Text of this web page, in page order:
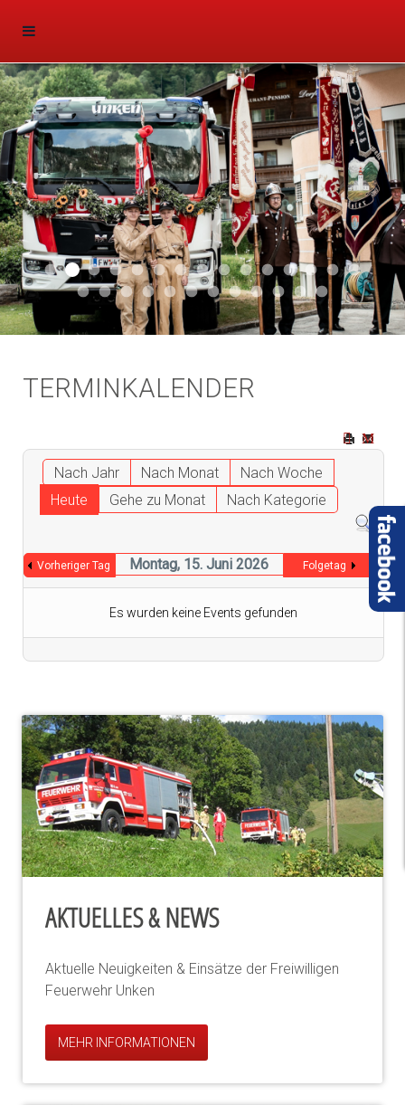
Aktuell 046
Aktuell 047
Start 011Aktuell 044
Aktuell 043
Aktuell 041
Aktuell 042
Aktuell 035
Aktuell 031
Aktuell 032
Aktuell 033
Aktuell 029
Aktuell 027
Aktuell 026
Start
Aktuell 024
Aktuell 019
Auto 010Start 010Start 002
Auto 002
Auto 009Auto 006Start 008
Start 005Start 003Start 006
TERMINKALENDER
Nach Jahr Nach Monat
Nach Woche
Heute
Gehe zu Monat Nach Kategorie
Vorheriger Tag Montag, 15. Juni 2026 Folgetag
Es wurden keine Events gefunden
AKTUELLES & NEWS
Aktuelle Neuigkeiten & Einsätze der Freiwilligen
Feuerwehr Unken
MEHR INFORMATIONEN